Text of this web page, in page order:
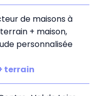
de maisons à
+ maison,
personnalisée
terrain